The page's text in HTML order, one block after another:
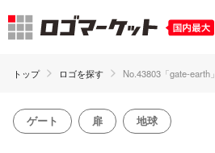
トップ ロゴを探す No.43803「gate-earth」
ゲート 扉 地球